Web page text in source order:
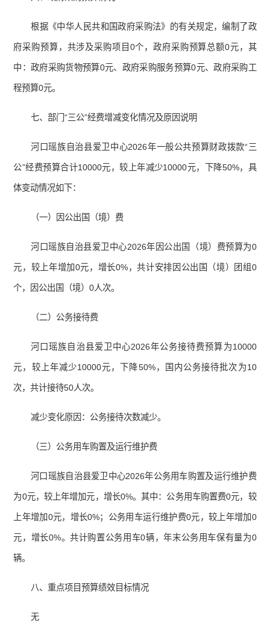
根据《中华人民共和国政府采购法》的有关规定，编制了政
府采购预算，共涉及采购项目0个，政府采购预算总额0元，其
中：政府采购货物预算0元、政府采购服务预算0元、政府采购工
程预算0元。
七、部门“三公”经费增减变化情况及原因说明
河口瑶族自治县爱卫中心2026年一般公共预算财政拨款“三
公”经费预算合计10000元，较上年减少10000元，下降50%，具
体变动情况如下：
（一）因公出国（境）费
河口瑶族自治县爱卫中心2026年因公出国（境）费预算为0
元，较上年增加0元，增长0%，共计安排因公出国（境）团组0
个，因公出国（境）0人次。
（二）公务接待费
河口瑶族自治县爱卫中心2026年公务接待费预算为10000
元，较上年减少10000元，下降50%，国内公务接待批次为10
次，共计接待50人次。
减少变化原因：公务接待次数减少。
（三）公务用车购置及运行维护费
河口瑶族自治县爱卫中心2026年公务用车购置及运行维护费
为0元，较上年增加元，增长0%。其中：公务用车购置费0元，较
上年增加0元，增长0%；公务用车运行维护费0元，较上年增加0
元，增长0%。共计购置公务用车0辆，年末公务用车保有量为0
辆。
八、重点项目预算绩效目标情况
无